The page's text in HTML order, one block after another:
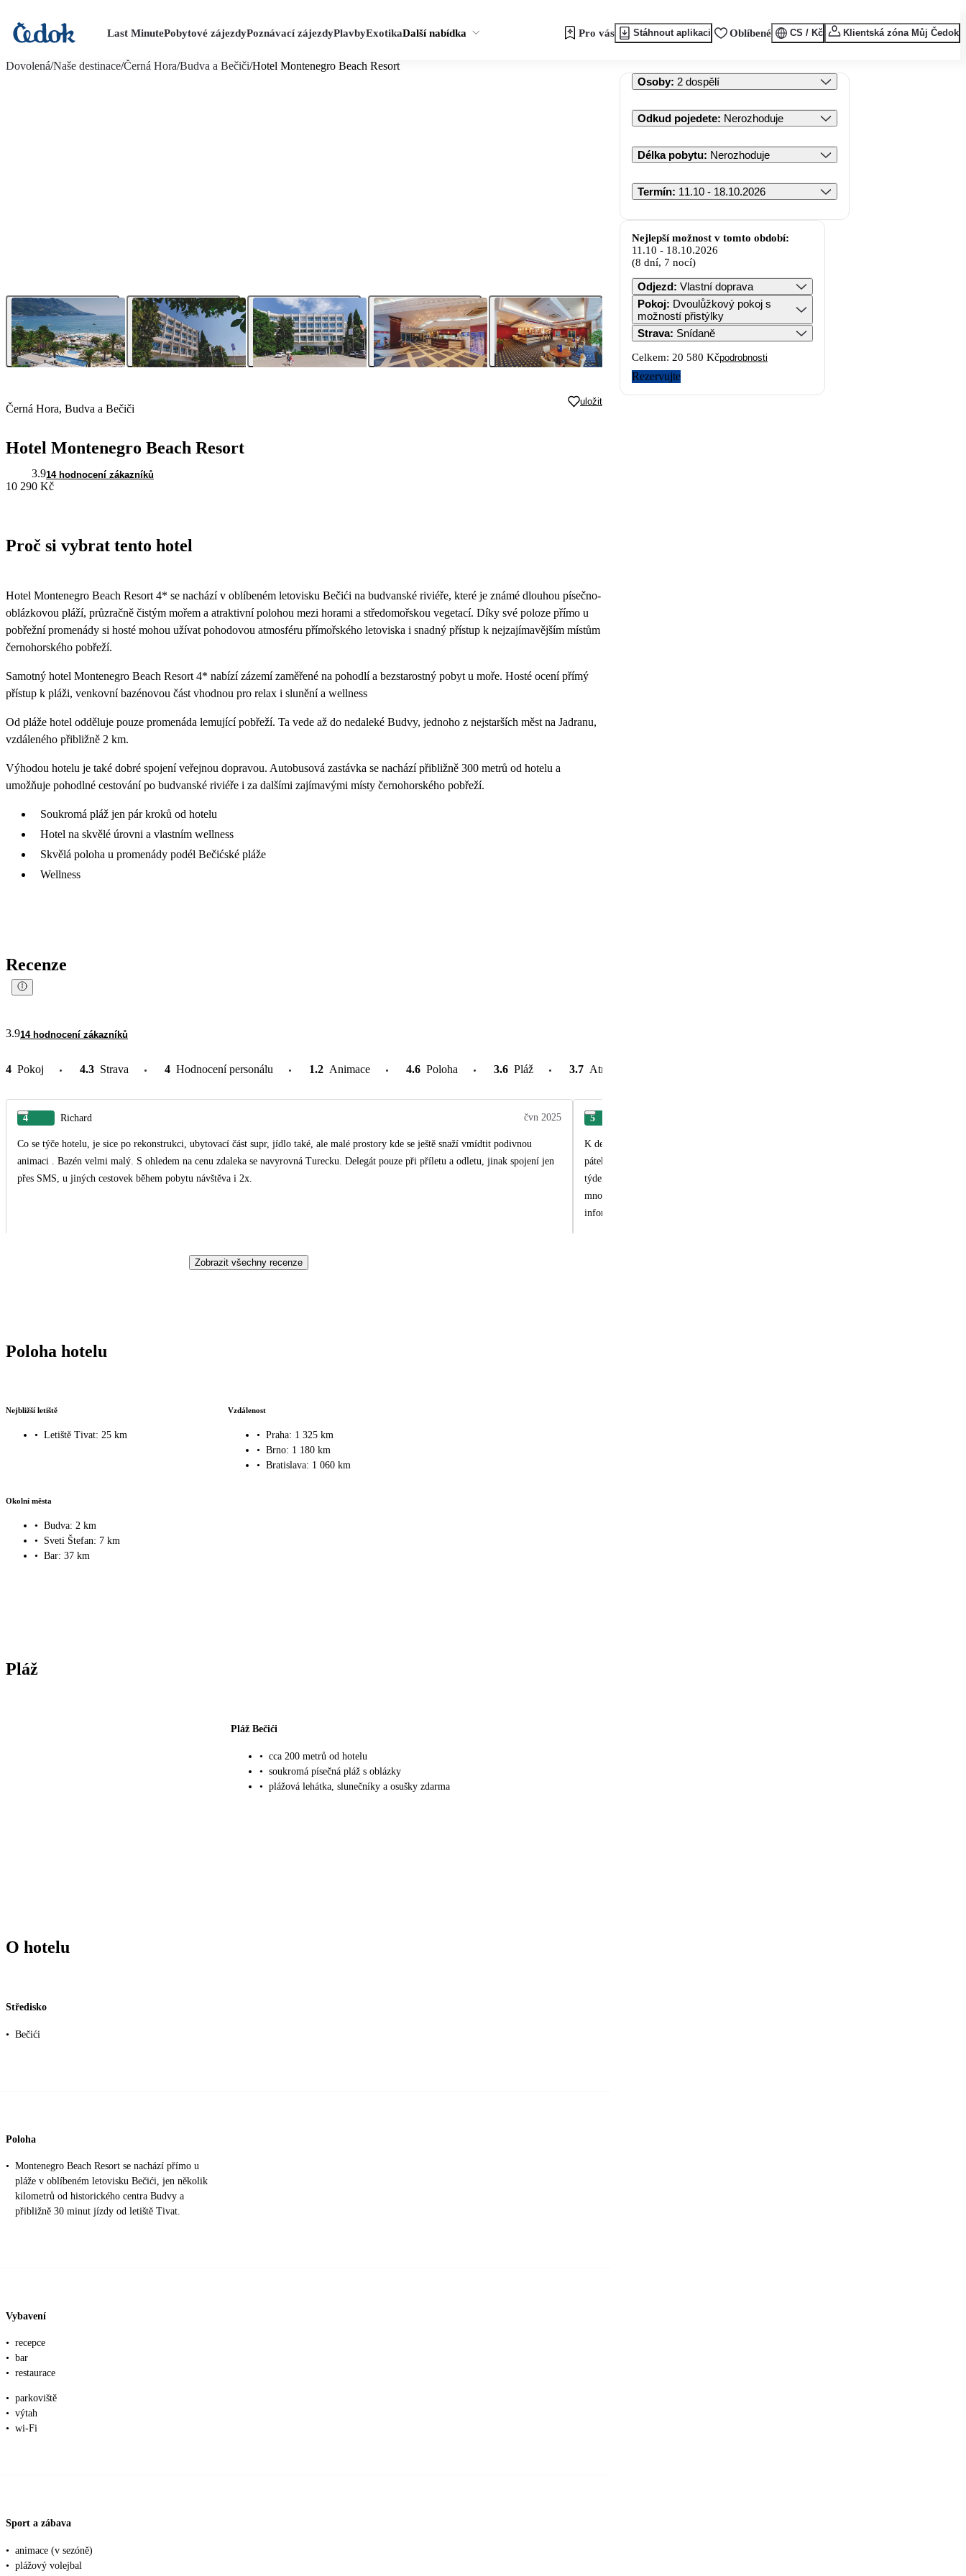
Last MinutePobytové zájezdyPoznávací zájezdyPlavbyExotikaDalší nabídka Pro vás Stáhnout aplikaci Oblíbené CS / Kč Klientská zóna Můj Čedok
Dovolená/Naše destinace/Černá Hora/Budva a Bečiči/Hotel Montenegro Beach Resort
Černá Hora, Budva a Bečiči
uložit
Hotel Montenegro Beach Resort
3.914 hodnocení zákazníků
10 290 Kč
Proč si vybrat tento hotel
Hotel Montenegro Beach Resort 4* se nachází v oblíbeném letovisku Bečići na budvanské riviéře, které je známé dlouhou písečno-
oblázkovou pláží, průzračně čistým mořem a atraktivní polohou mezi horami a středomořskou vegetací. Díky své poloze přímo u
pobřežní promenády si hosté mohou užívat pohodovou atmosféru přímořského letoviska i snadný přístup k nejzajímavějším místům
černohorského pobřeží.
Samotný hotel Montenegro Beach Resort 4* nabízí zázemí zaměřené na pohodlí a bezstarostný pobyt u moře. Hosté ocení přímý
přístup k pláži, venkovní bazénovou část vhodnou pro relax i slunění a wellness
Od pláže hotel odděluje pouze promenáda lemující pobřeží. Ta vede až do nedaleké Budvy, jednoho z nejstarších měst na Jadranu,
vzdáleného přibližně 2 km.
Výhodou hotelu je také dobré spojení veřejnou dopravou. Autobusová zastávka se nachází přibližně 300 metrů od hotelu a
umožňuje pohodlné cestování po budvanské riviéře i za dalšími zajímavými místy černohorského pobřeží.
Soukromá pláž jen pár kroků od hotelu
Hotel na skvělé úrovni a vlastním wellness
Skvělá poloha u promenády podél Bečićské pláže
Wellness
Recenze
3.914 hodnocení zákazníků
4 Pokoj 4.3 Strava 4 Hodnocení personálu 1.2 Animace 4.6 Poloha 3.6 Pláž 3.7 Atrakce v okolí
4 Richard čvn 2025
Co se týče hotelu, je sice po rekonstrukci, ubytovací část supr, jídlo také, ale malé prostory kde se ještě snaží vmídtit podivnou
animaci . Bazén velmi malý. S ohledem na cenu zdaleka se navyrovná Turecku. Delegát pouze při příletu a odletu, jinak spojení jen
přes SMS, u jiných cestovek během pobytu návštěva i 2x.
5
K delegátce - na letišti nám (v úterý) předala obálku s informací o výletech a schůzce, která
pátek odpoledne. Jinak několika lidem k jejich dotazům řekla, že se nemůže rozkrájet, že
týdenním pobytu, byla schůzka až v polovině pobytu celkem k ničemu. Taky žádné výlety
mnohých dovolených, ale vždy přišel delegát nebo delegátka do přímo našeho hotelu, byla
informacemi (včetně informace o odjezdu z hotelu na letiště) a informační schůzka byla
Zobrazit všechny recenze
Poloha hotelu
Nejbližší letiště
• Letiště Tivat: 25 km
Vzdálenost
• Praha: 1 325 km
• Brno: 1 180 km
• Bratislava: 1 060 km
Okolní města
• Budva: 2 km
•
Sveti Štefan: 7 km
• Bar: 37 km
Pláž
Pláž Bečići
• cca 200 metrů od hotelu
• soukromá písečná pláž s oblázky
• plážová lehátka, slunečníky a osušky zdarma
O hotelu
Středisko
• Bečići
Poloha
• Montenegro Beach Resort se nachází přímo u
pláže v oblíbeném letovisku Bečići, jen několik
kilometrů od historického centra Budvy a
přibližně 30 minut jízdy od letiště Tivat.
Vybavení
• recepce
• bar
• restaurace
• parkoviště
• výtah
• wi-Fi
Sport a zábava
• animace (v sezóně)
• plážový volejbal
Osoby: 2 dospělí
Odkud pojedete: Nerozhoduje
Délka pobytu: Nerozhoduje
Termín: 11.10 - 18.10.2026
Nejlepší možnost v tomto období:
11.10 - 18.10.2026
(8 dní, 7 nocí)
Odjezd: Vlastní doprava
Pokoj: Dvoulůžkový pokoj s
možností přistýlky
Strava: Snídaně
Celkem: 20 580 Kčpodrobnosti
Rezervujte